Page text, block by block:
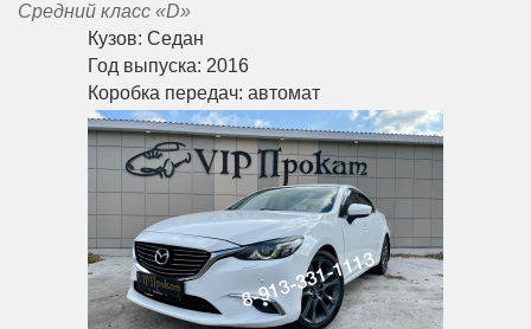
Средний класс «D»
Кузов: Седан
Год выпуска: 2016
Коробка передач: автомат